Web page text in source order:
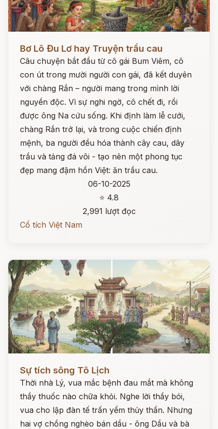
Bơ Lô Đu Lơ hay Truyện trầu cau
Câu chuyện bắt đầu từ cô gái Bum Viêm, cô
con út trong mười người con gái, đã kết duyên
với chàng Rắn – người mang trong mình lời
nguyền độc. Vì sự nghi ngờ, cô chết đi, rồi
được ông Na cứu sống. Khi định làm lễ cưới,
chàng Rắn trở lại, và trong cuộc chiến định
mệnh, ba người đều hóa thành cây cau, dây
trầu và tảng đá vôi - tạo nên một phong tục
đẹp mang đậm hồn Việt: ăn trầu cau.
06-10-2025
⭐ 4.8
2,991 lượt đọc
Cổ tích Việt Nam
Sự tích sông Tô Lịch
Thời nhà Lý, vua mắc bệnh đau mắt mà không
thầy thuốc nào chữa khỏi. Nghe lời thầy bói,
vua cho lập đàn tế trấn yểm thủy thần. Nhưng
hai vợ chồng nghèo bán dầu - ông Dầu và bà